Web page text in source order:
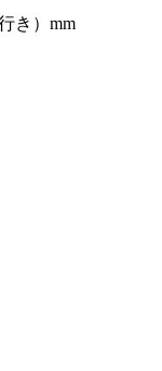
き）mm